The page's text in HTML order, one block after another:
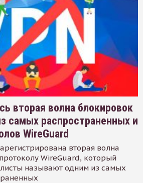
вторая волна блокировок
самых распространенных и
WireGuard
вторая волна
WireGuard, который
называют одним из самых